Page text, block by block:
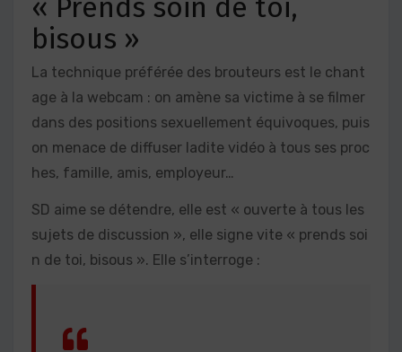
bisous »
La technique préférée des brouteurs est le chant
age à la webcam : on amène sa victime à se filmer
dans des positions sexuellement équivoques, puis
on menace de diffuser ladite vidéo à tous ses proc
hes, famille, amis, employeur…
SD aime se détendre, elle est « ouverte à tous les
sujets de discussion », elle signe vite « prends soi
n de toi, bisous ». Elle s’interroge :